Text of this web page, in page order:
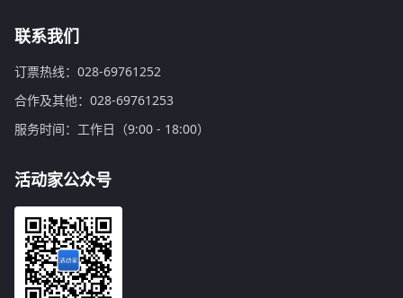
联系我们
订票热线：028-69761252
合作及其他：028-69761253
服务时间：工作日（9:00 - 18:00）
活动家公众号